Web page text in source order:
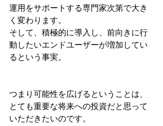
運用をサポートする専門家次第で大き
く変わります。
そして、積極的に導入し、前向きに行
動したいエンドユーザーが増加してい
るという事実。
つまり可能性を広げるということは、
とても重要な将来への投資だと思って
いただきたいのです。